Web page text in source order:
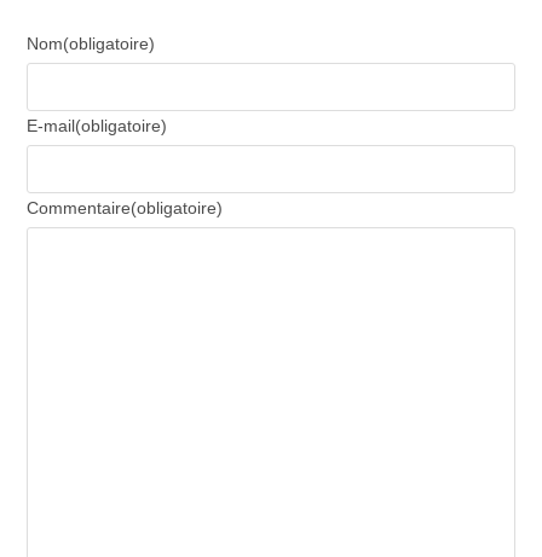
Nom(obligatoire)
E-mail(obligatoire)
Commentaire(obligatoire)